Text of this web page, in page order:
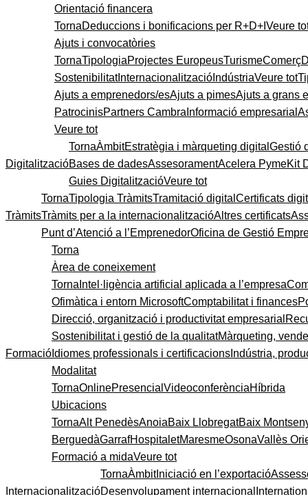
Orientació financera
TornaDeduccions i bonificacions per R+D+I Veure
Ajuts i convocatòries
TornaTipologiaProjectes EuropeusTurismeComerç
SostenibilitatInternacionalització IndústriaVeure tot
Ajuts a emprenedors/esAjuts a pimesAjuts a grans
PatrocinisPartners Cambra Informació empresarial
Veure tot
Digitalització
TornaÀmbitEstratègia i màrqueting digital Gestió
Bases de dadesAssesoramentAcelera PymeKit
Guies DigitalitzacióVeure tot
Tràmits
TornaTipologia TràmitsTramitació digital Certificats
Tràmits per a la internacionalitzacióAltres certificats
Punt d’Atenció a l’EmprenedorOficina de Gestió
Formació
Torna
Àrea de coneixement
Torna Intel·ligència artificial aplicada a l’empresa
Ofimàtica i entorn MicrosoftComptabilitat i finances
Direcció, organització i productivitat empresarial
Sostenibilitat i gestió de la qualitatMàrqueting,
Idiomes professionals i certificacions Indústria,
Modalitat
TornaOnlinePresencial VideoconferènciaHíbrida
Ubicacions
TornaAlt PenedèsAnoiaBaix LlobregatBaix
BerguedàGarrafHospitaletMaresmeOsonaVallès
Formació a midaVeure tot
Internacionalització
TornaÀmbitIniciació en l’exportació
Desenvolupament internacional